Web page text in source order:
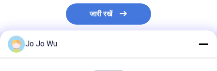
जारी रखें
अनुशंसित उत्पाद
Jo Jo Wu